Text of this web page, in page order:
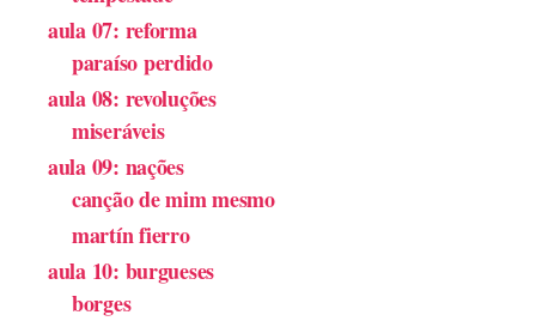
aula 07: reforma
paraíso perdido
aula 08: revoluções
miseráveis
aula 09: nações
canção de mim mesmo
martín fierro
aula 10: burgueses
borges